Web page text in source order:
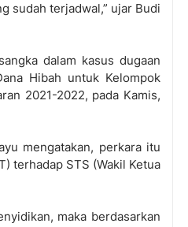
sudah terjadwal,” ujar Budi
dalam kasus dugaan
Hibah untuk Kelompok
2021-2022, pada Kamis,
mengatakan, perkara itu
terhadap STS (Wakil Ketua
maka berdasarkan